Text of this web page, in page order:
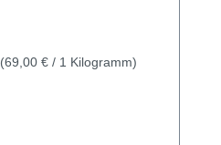
(69,00 € / 1 Kilogramm)